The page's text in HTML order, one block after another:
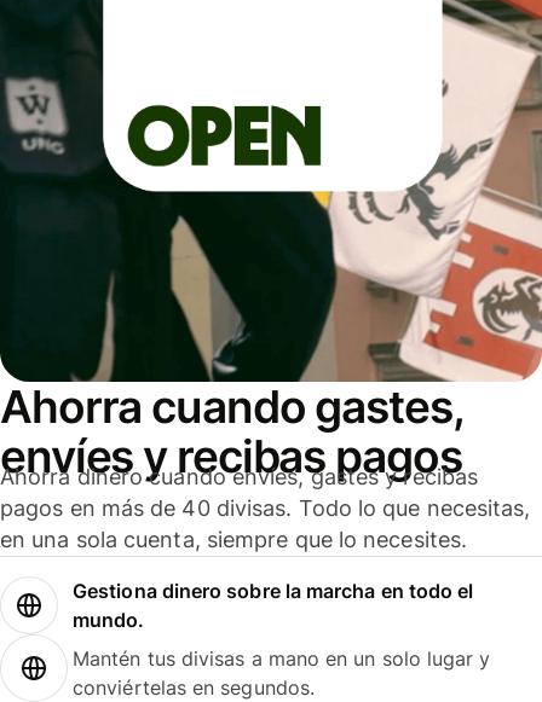
Ahorra cuando gastes,
envíes y recibas pagos
Ahorra dinero cuando envíes, gastes y recibas
pagos en más de 40 divisas. Todo lo que necesitas,
en una sola cuenta, siempre que lo necesites.
Gestiona dinero sobre la marcha en todo el
mundo.
Mantén tus divisas a mano en un solo lugar y
conviértelas en segundos.